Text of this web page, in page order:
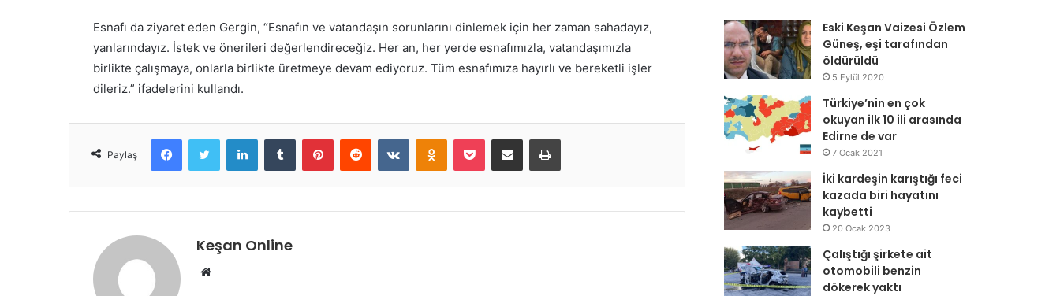
Esnafı da ziyaret eden Gergin, “Esnafın ve vatandaşın sorunlarını dinlemek için her zaman sahadayız,
yanlarındayız. İstek ve önerileri değerlendireceğiz. Her an, her yerde esnafımızla, vatandaşımızla
birlikte çalışmaya, onlarla birlikte üretmeye devam ediyoruz. Tüm esnafımıza hayırlı ve bereketli işler
dileriz.” ifadelerini kullandı.
Paylaş
FacebookTwitter LinkedInTumblr PinterestReddit VKontakteOdnoklassniki
Pocket E-Posta ile paylaş Yazdır
Keşan Online
Web
Eski Keşan Vaizesi Özlem
Güneş, eşi tarafından
öldürüldü
5 Eylül 2020
Türkiye’nin en çok
okuyan ilk 10 ili arasında
Edirne de var
7 Ocak 2021
İki kardeşin karıştığı feci
kazada biri hayatını
kaybetti
20 Ocak 2023
Çalıştığı şirkete ait
otomobili benzin
dökerek yaktı